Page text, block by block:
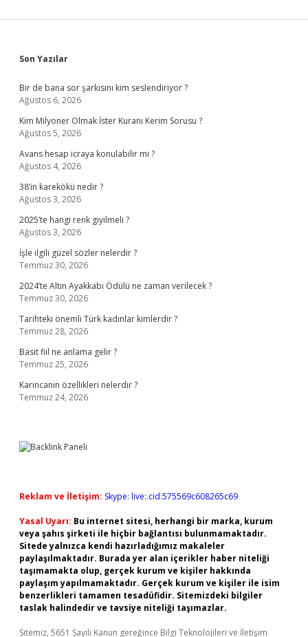
Sidebar
Son Yazılar
Bir de bana sor şarkısını kim seslendiriyor ?
Ağustos 6, 2026
Kim Milyoner Olmak İster Kuranı Kerim Sorusu ?
Ağustos 5, 2026
Avans hesap icraya konulabilir mi ?
Ağustos 4, 2026
38’in karekökü nedir ?
Ağustos 3, 2026
2025’te hangi renk giyilmeli ?
Ağustos 3, 2026
İşle ilgili güzel sözler nelerdir ?
Temmuz 30, 2026
2024’te Altın Ayakkabı Ödülü ne zaman verilecek ?
Temmuz 30, 2026
Tarihteki önemli Türk kadınlar kimlerdir ?
Temmuz 28, 2026
Basit fiil ne anlama gelir ?
Temmuz 25, 2026
Karincanin özellikleri nelerdir ?
Temmuz 24, 2026
Reklam ve İletişim: Skype: live:.cid.575569c608265c69
Yasal Uyarı: Bu internet sitesi, herhangi bir marka, kurum
veya şahıs şirketi ile hiçbir bağlantısı bulunmamaktadır.
Sitede yalnızca kendi hazırladığımız makaleler
paylaşılmaktadır. Burada yer alan içerikler haber niteliği
taşımamakta olup, gerçek kurum ve kişiler hakkında
paylaşım yapılmamaktadır. Gerçek kurum ve kişiler ile isim
benzerlikleri tamamen tesadüfidir. Sitemizdeki bilgiler
taslak halindedir ve tavsiye niteliği taşımazlar.
Sitemiz, 5651 Sayılı Kanun gereğince Bilgi Teknolojileri ve İletişim